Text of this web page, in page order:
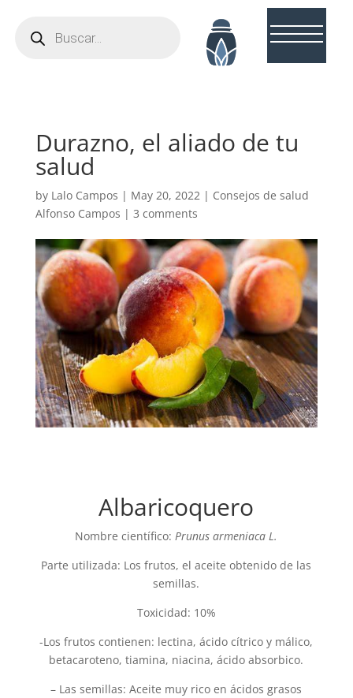
productos
Durazno, el aliado de tu
salud
by Lalo Campos | May 20, 2022| Consejos de salud
Alfonso Campos | 3 comments
Albaricoquero
Nombre científico: Prunus armeniaca L.
Parte utilizada: Los frutos, el aceite obtenido de las
semillas.
Toxicidad: 10%
-Los frutos contienen: lectina, ácido cítrico y málico,
betacaroteno, tiamina, niacina, ácido absorbico.
– Las semillas: Aceite muy rico en ácidos grasos